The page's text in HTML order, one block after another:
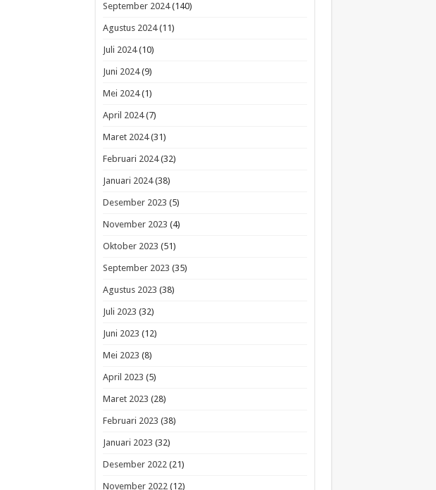
September 2024(140)
Agustus 2024(11)
Juli 2024(10)
Juni 2024(9)
Mei 2024(1)
April 2024(7)
Maret 2024(31)
Februari 2024(32)
Januari 2024(38)
Desember 2023 (5)
November 2023 (4)
Oktober 2023 (51)
September 2023 (35)
Agustus 2023 (38)
Juli 2023 (32)
Juni 2023 (12)
Mei 2023 (8)
April 2023 (5)
Maret 2023 (28)
Februari 2023 (38)
Januari 2023 (32)
Desember 2022(21)
November 2022(12)